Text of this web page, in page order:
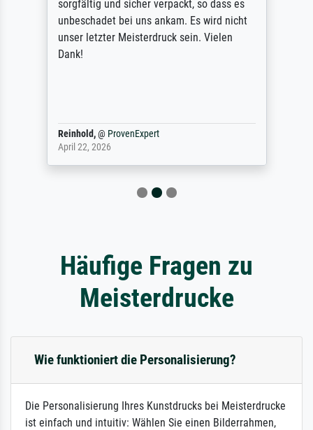
sorgfältig und sicher verpackt, so dass es
unbeschadet bei uns ankam. Es wird nicht
unser letzter Meisterdruck sein. Vielen
Dank!
Reinhold,@ ProvenExpert
April 22, 2026
Häufige Fragen zu
Meisterdrucke
Wie funktioniert die Personalisierung?
Die Personalisierung Ihres Kunstdrucks bei Meisterdrucke
ist einfach und intuitiv: Wählen Sie einen Bilderrahmen,